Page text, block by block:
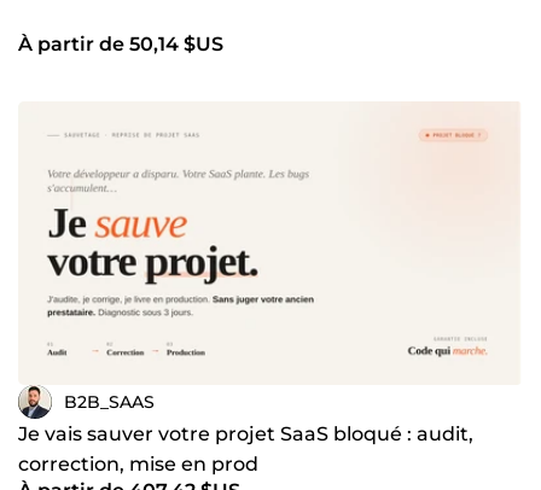
À partir de 50,14 $US
B2B_SAAS
Je vais sauver votre projet SaaS bloqué : audit,
correction, mise en prod